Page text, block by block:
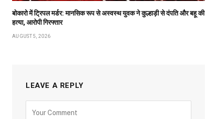
बोकारो में ट्रिपल मर्डर: मानसिक रूप से अस्वस्थ युवक ने कुल्हाड़ी से दंपति और बहू की
हत्या, आरोपी गिरफ्तार
AUGUST 5, 2026
LEAVE A REPLY